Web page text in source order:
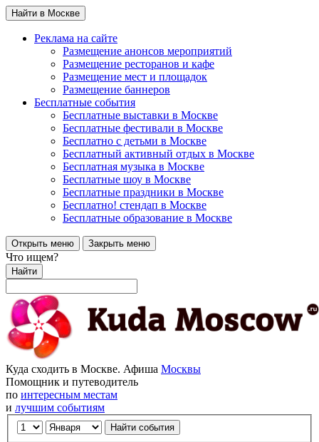
Найти в Москве
Реклама на сайте
Размещение анонсов мероприятий
Размещение ресторанов и кафе
Размещение мест и площадок
Размещение баннеров
Бесплатные события
Бесплатные выставки в Москве
Бесплатные фестивали в Москве
Бесплатно с детьми в Москве
Бесплатный активный отдых в Москве
Бесплатная музыка в Москве
Бесплатные шоу в Москве
Бесплатные праздники в Москве
Бесплатно! стендап в Москве
Бесплатные образование в Москве
Открыть меню Закрыть меню
Что ищем?
Найти
Куда сходить в Москве. Афиша Москвы
Помощник и путеводитель
по интересным местам
и лучшим событиям